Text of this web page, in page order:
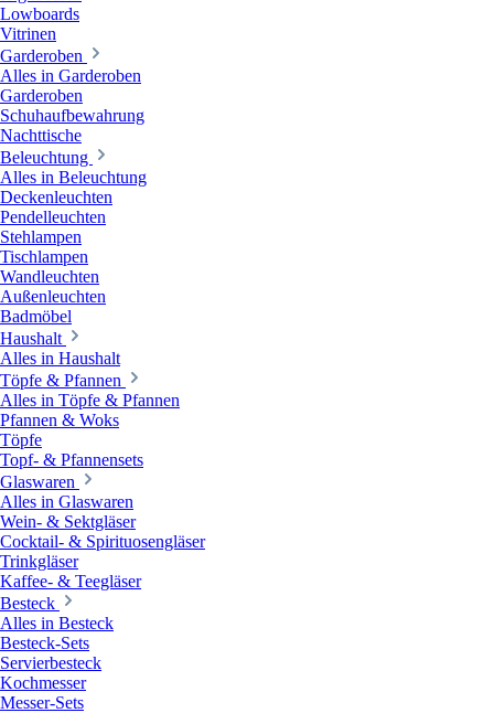
Lowboards
Vitrinen
Garderoben
Alles in Garderoben
Garderoben
Schuhaufbewahrung
Nachttische
Beleuchtung
Alles in Beleuchtung
Deckenleuchten
Pendelleuchten
Stehlampen
Tischlampen
Wandleuchten
Außenleuchten
Badmöbel
Haushalt
Alles in Haushalt
Töpfe & Pfannen
Alles in Töpfe & Pfannen
Pfannen & Woks
Töpfe
Topf- & Pfannensets
Glaswaren
Alles in Glaswaren
Wein- & Sektgläser
Cocktail- & Spirituosengläser
Trinkgläser
Kaffee- & Teegläser
Besteck
Alles in Besteck
Besteck-Sets
Servierbesteck
Kochmesser
Messer-Sets